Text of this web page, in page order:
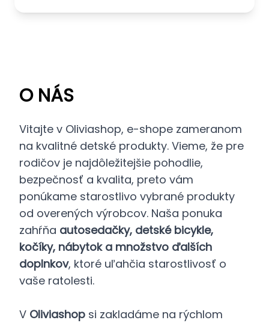
O NÁS
Vitajte v Oliviashop, e-shope zameranom
na kvalitné detské produkty. Vieme, že pre
rodičov je najdôležitejšie pohodlie,
bezpečnosť a kvalita, preto vám
ponúkame starostlivo vybrané produkty
od overených výrobcov. Naša ponuka
zahŕňa autosedačky, detské bicykle,
kočíky, nábytok a množstvo ďalších
doplnkov, ktoré uľahčia starostlivosť o
vaše ratolesti.
V Oliviashop si zakladáme na rýchlom